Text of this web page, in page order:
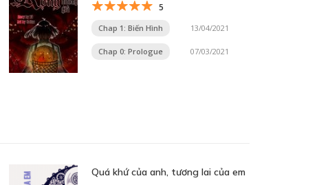
5
Chap 1: Biến Hình 13/04/2021
Chap 0: Prologue 07/03/2021
Quá khứ của anh, tương lai của em